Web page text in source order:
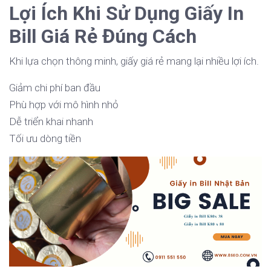
Lợi Ích Khi Sử Dụng Giấy In
Bill Giá Rẻ Đúng Cách
Khi lựa chọn thông minh, giấy giá rẻ mang lại nhiều lợi ích.
Giảm chi phí ban đầu
Phù hợp với mô hình nhỏ
Dễ triển khai nhanh
Tối ưu dòng tiền